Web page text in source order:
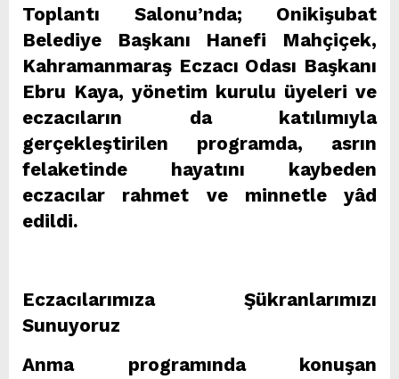
Toplantı Salonu’nda; Onikişubat
Belediye Başkanı Hanefi Mahçiçek,
Kahramanmaraş Eczacı Odası Başkanı
Ebru Kaya, yönetim kurulu üyeleri ve
eczacıların da katılımıyla
gerçekleştirilen programda, asrın
felaketinde hayatını kaybeden
eczacılar rahmet ve minnetle yâd
edildi.
Eczacılarımıza Şükranlarımızı
Sunuyoruz
Anma programında konuşan